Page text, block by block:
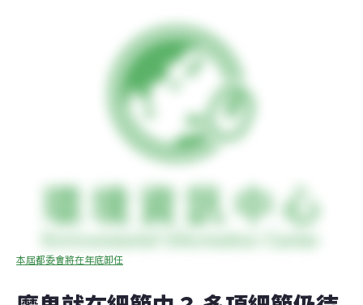
本屆都委會將在年底卸任